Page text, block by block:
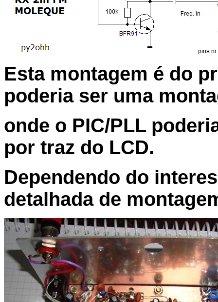
Esta montagem é do
poderia ser uma
onde o PIC/PLL
por traz do LCD.
Dependendo do
detalhada de